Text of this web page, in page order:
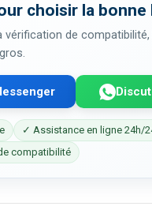
choisir la
vérification de
✓ Assistance en ligne 24h/
compatibilité